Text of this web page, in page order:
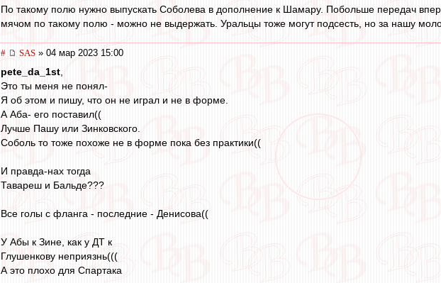
По такому полю нужно выпускать Соболева в дополнение к Шамару. Побольше передач
мячом по такому полю - можно не выдержать. Уральцы тоже могут подсесть, но за нашу
# SAS » 04 мар 2023 15:00
pete_da_1st
Это ты меня не понял-
Я об этом и пишу, что он не играл и не в форме.
А Аба- его поставил((
Лучше Пашу или Зинковского.
Соболь то тоже похоже не в форме пока без практики((
И правда-нах тогда
Тавареш и Бальде???
Все голы с фланга - последние - Денисова((
У Абы к Зине, как у ДТ к
Глушенкову неприязнь(((
А это плохо для Спартака